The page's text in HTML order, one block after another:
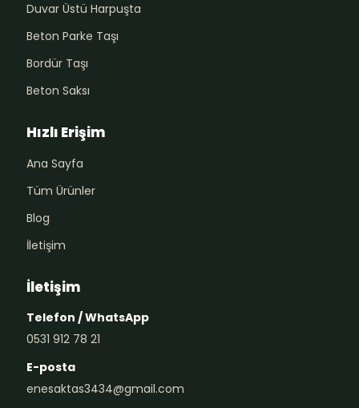
Duvar Üstü Harpuşta
Beton Parke Taşı
Bordür Taşı
Beton Saksı
Hızlı Erişim
Ana Sayfa
Tüm Ürünler
Blog
İletişim
İletişim
Telefon / WhatsApp
0531 912 78 21
E-posta
enesaktas3434@gmail.com